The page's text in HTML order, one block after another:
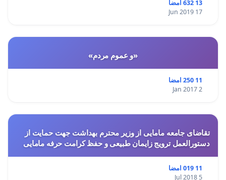
13 632 امضا
17 Jun 2019
«و عموم مردم»
11 250 امضا
2 Jan 2017
تقاضای جامعه مامایی از وزیر محترم بهداشت جهت حمایت از
دستورالعمل ترویج زایمان طبیعی و حفظ کرامت حرفه مامایی
11 019 امضا
5 Jul 2018